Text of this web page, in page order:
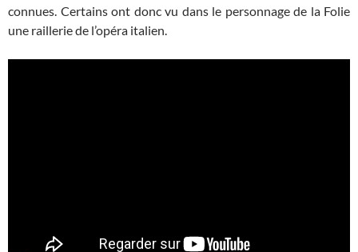
connues. Certains ont donc vu dans le personnage de la Folie
une raillerie de l’opéra italien.